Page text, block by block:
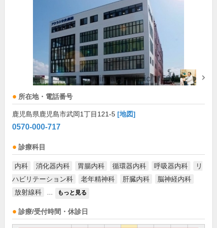
所在地・電話番号
鹿児島県鹿児島市武岡1丁目121-5 [地図]
0570-000-717
診療科目
内科 消化器内科 胃腸内科 循環器内科 呼吸器内科
リ
ハビリテーション科
老年精神科 肝臓内科
脳神経内科
放射線科
もっと見る
診療/受付時間・休診日